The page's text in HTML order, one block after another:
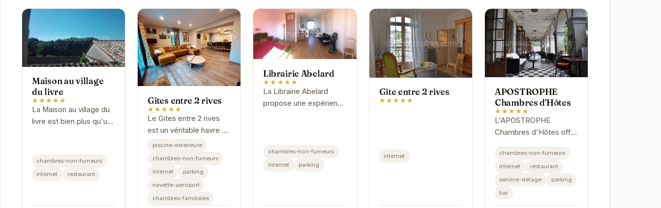
Maison au village
du livre
★★★★★
La Maison au village du
livre est bien plus qu'un
détente et à la
chambres-non-fumeurs
internet
restaurant
Gites entre 2 rives
★★★★★
Le Gites entre 2 rives
est un véritable havre de
paix niché au cœur de
cadre idyllique, entre...
piscine-exterieure
chambres-non-fumeurs
internet
parking
navette-aeroport
chambres-familiales
Librairie Abelard
★★★★★
La Librairie Abelard
propose une expérience
chaleureux et
convivial,...
chambres-non-fumeurs
internet
parking
Gîte entre 2 rives
★★★★★
internet
APOSTROPHE
Chambres d'Hôtes
★★★★★
L'APOSTROPHE
Chambres d'Hôtes offre
cœur de Montolieu.
Avec ses chambres
élégantes et son
atmosphère
chaleureuse, cet...
chambres-non-fumeurs
internet
restaurant
service-detage
parking
bar